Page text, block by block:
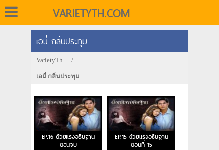
VARIETYTH.COM
เอมี่ กลิ่นประทุม
VarietyTh /
เอมี่ กลิ่นประทุม
EP.16 ด้วยแรงอธิษฐาน
ตอนจบ
EP.15 ด้วยแรงอธิษฐาน
ตอนที่ 15